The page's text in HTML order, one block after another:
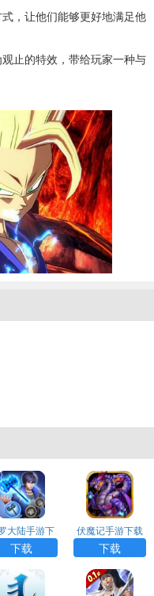
，让他们能够更好地满足他
止的特效，带给玩家一种与
大陆手游下
载
下载
伏魔记手游下载
下载